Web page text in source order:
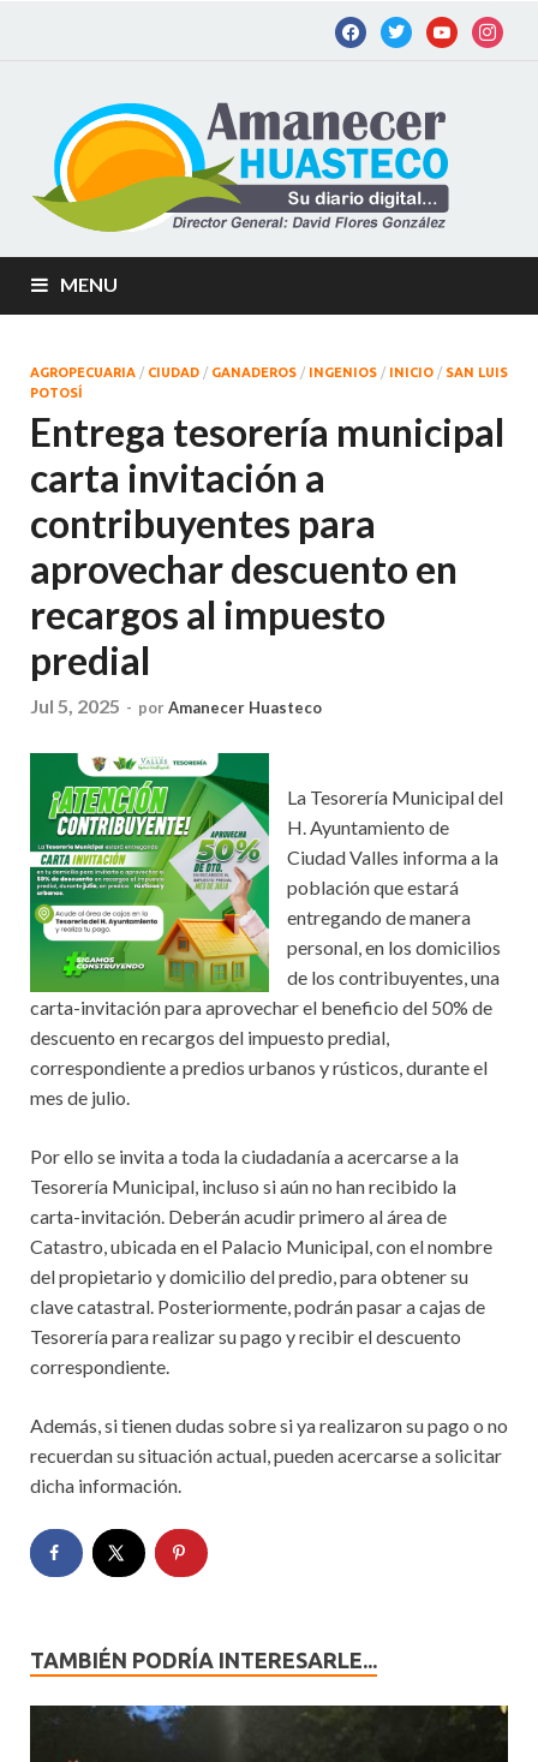
MENU
AGROPECUARIA / CIUDAD / GANADEROS / INGENIOS / INICIO / SAN LUIS
POTOSÍ
Entrega tesorería municipal
carta invitación a
contribuyentes para
aprovechar descuento en
recargos al impuesto
predial
Jul 5, 2025 - por Amanecer Huasteco
La Tesorería Municipal del
H. Ayuntamiento de
Ciudad Valles informa a la
población que estará
entregando de manera
personal, en los domicilios
de los contribuyentes, una
carta-invitación para aprovechar el beneficio del 50% de
descuento en recargos del impuesto predial,
correspondiente a predios urbanos y rústicos, durante el
mes de julio.
Por ello se invita a toda la ciudadanía a acercarse a la
Tesorería Municipal, incluso si aún no han recibido la
carta-invitación. Deberán acudir primero al área de
Catastro, ubicada en el Palacio Municipal, con el nombre
del propietario y domicilio del predio, para obtener su
clave catastral. Posteriormente, podrán pasar a cajas de
Tesorería para realizar su pago y recibir el descuento
correspondiente.
Además, si tienen dudas sobre si ya realizaron su pago o no
recuerdan su situación actual, pueden acercarse a solicitar
dicha información.
TAMBIÉN PODRÍA INTERESARLE...